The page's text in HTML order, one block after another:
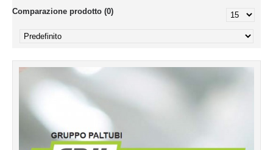
Comparazione prodotto (0)